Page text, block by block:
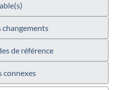
changements
de référence
connexes